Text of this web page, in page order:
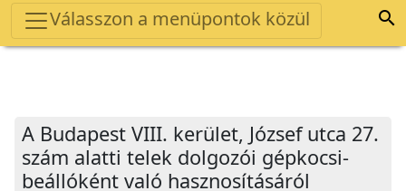
Válasszon a menüpontok közül 
A Budapest VIII. kerület, József utca 27.
szám alatti telek dolgozói gépkocsi-
beállóként való hasznosításáról